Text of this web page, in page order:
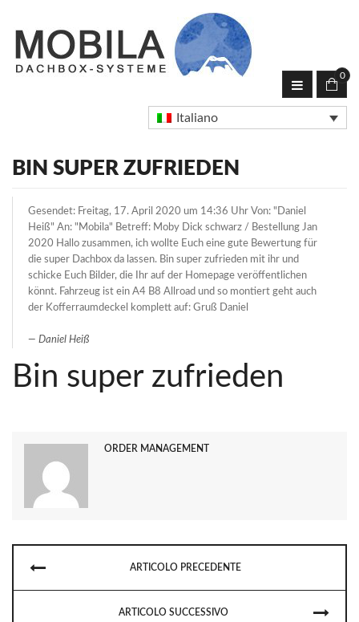
0
Italiano
BIN SUPER ZUFRIEDEN
Gesendet: Freitag, 17. April 2020 um 14:36 Uhr Von: "Daniel
Heiß" An: "Mobila" Betreff: Moby Dick schwarz / Bestellung Jan
2020 Hallo zusammen, ich wollte Euch eine gute Bewertung für
die super Dachbox da lassen. Bin super zufrieden mit ihr und
schicke Euch Bilder, die Ihr auf der Homepage veröffentlichen
könnt. Fahrzeug ist ein A4 B8 Allroad und so montiert geht auch
der Kofferraumdeckel komplett auf: Gruß Daniel
Daniel Heiß
Bin super zufrieden
ORDER MANAGEMENT
ARTICOLO PRECEDENTE
ARTICOLO SUCCESSIVO